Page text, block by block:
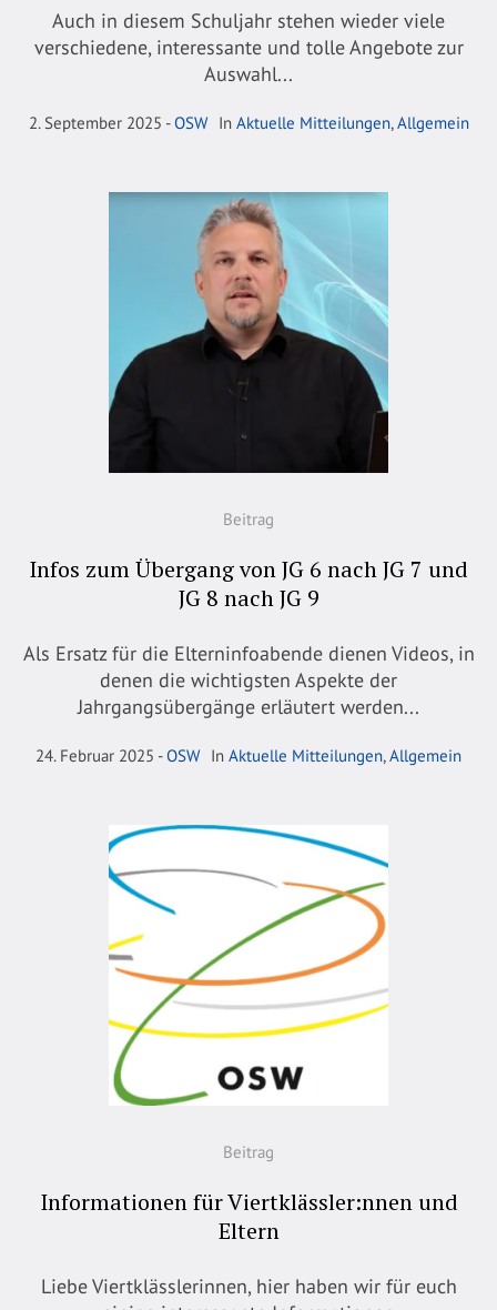
Auch in diesem Schuljahr stehen wieder viele
verschiedene, interessante und tolle Angebote zur
Auswahl...
2. September 2025 OSW In Aktuelle Mitteilungen,Allgemein
Beitrag
Infos zum Übergang von JG 6 nach JG 7 und
JG 8 nach JG 9
Als Ersatz für die Elterninfoabende dienen Videos, in
denen die wichtigsten Aspekte der
Jahrgangsübergänge erläutert werden...
24. Februar 2025 OSW In Aktuelle Mitteilungen,Allgemein
Beitrag
Informationen für Viertklässler:nnen und
Eltern
Liebe Viertklässlerinnen, hier haben wir für euch